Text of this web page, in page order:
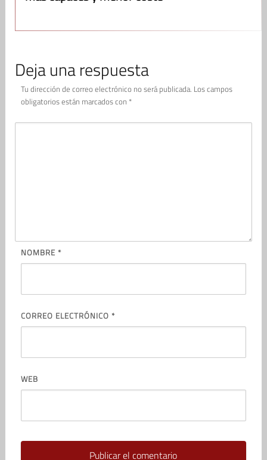
Deja una respuesta
Tu dirección de correo electrónico no será publicada. Los campos
obligatorios están marcados con *
NOMBRE *
CORREO ELECTRÓNICO *
WEB